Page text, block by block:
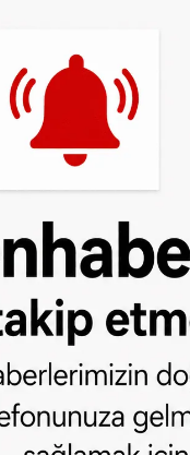
trafik cezaları
yer alan